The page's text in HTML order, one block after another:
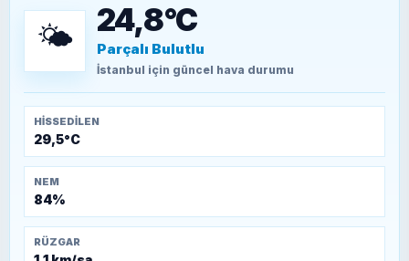
TEOMAN ALPASLAN
Kütahya-Eskişehir Muharebeleri (10-24
🌤️ 24,8°C
Parçalı Bulutlu
İstanbul için güncel hava durumu
HISSEDILEN
29,5°C
NEM
84%
RÜZGAR